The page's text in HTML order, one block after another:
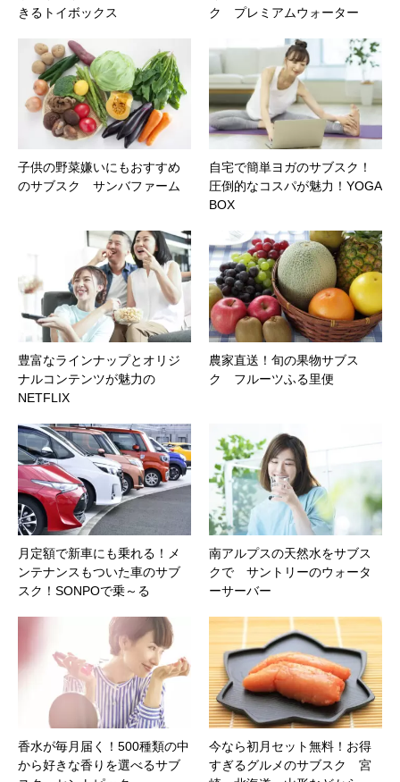
きるトイボックス
ク プレミアムウォーター
子供の野菜嫌いにもおすすめ
のサブスク サンバファーム
自宅で簡単ヨガのサブスク！
圧倒的なコスパが魅力！YOGA
BOX
豊富なラインナップとオリジ
ナルコンテンツが魅力の
NETFLIX
農家直送！旬の果物サブス
ク フルーツふる里便
月定額で新車にも乗れる！メ
ンテナンスもついた車のサブ
スク！SONPOで乗～る
南アルプスの天然水をサブス
クで サントリーのウォータ
ーサーバー
香水が毎月届く！500種類の中
から好きな香りを選べるサブ
今なら初月セット無料！お得
すぎるグルメのサブスク 宮